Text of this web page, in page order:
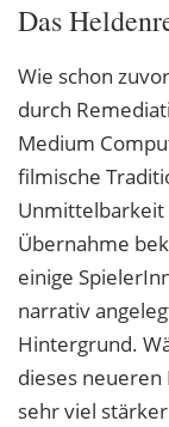
Das
Wie schon
durch
Medium
filmische
Unmittelbarkeit
Übernahme
einige
narrativ
Hintergrund.
dieses
sehr viel